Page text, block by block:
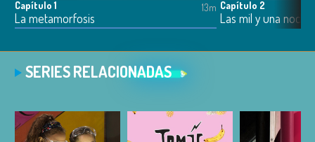
Capítulo 1
La metamorfosis
13m Capítulo 2
Las mil y una
SERIES RELACIONADAS